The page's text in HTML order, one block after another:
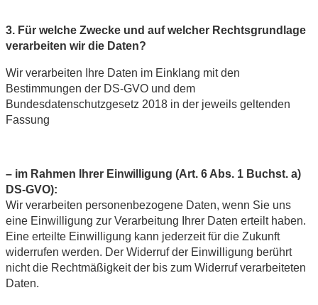
3. Für welche Zwecke und auf welcher Rechtsgrundlage
verarbeiten wir die Daten?
Wir verarbeiten Ihre Daten im Einklang mit den
Bestimmungen der DS-GVO und dem
Bundesdatenschutzgesetz 2018 in der jeweils geltenden
Fassung
– im Rahmen Ihrer Einwilligung (Art. 6 Abs. 1 Buchst. a)
DS-GVO):
Wir verarbeiten personenbezogene Daten, wenn Sie uns
eine Einwilligung zur Verarbeitung Ihrer Daten erteilt haben.
Eine erteilte Einwilligung kann jederzeit für die Zukunft
widerrufen werden. Der Widerruf der Einwilligung berührt
nicht die Rechtmäßigkeit der bis zum Widerruf verarbeiteten
Daten.